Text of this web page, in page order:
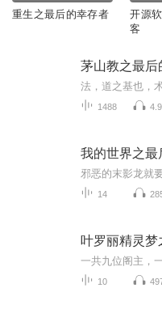
重生之最后的幸存者
开源
客
茅山教之最后
1488
我的世界之最
14
叶罗丽精灵梦
10